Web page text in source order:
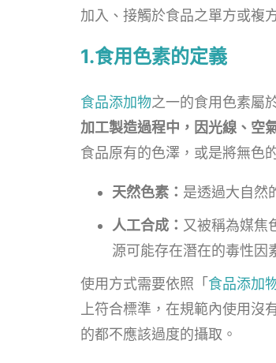
加入、接觸於食品之單方或複
1.食用色素的定義
食品添加物之一的食用色素屬
加工製造過程中，因光線、空
食品原有的色澤，或是將無色
天然色素： 是透過大自然
人工合成： 又被稱為媒焦
源可能存在潛在的毒性因
使用方式需要依照「 食品添加
上符合標準，在規範內使用沒
的都不應該過度的攝取。